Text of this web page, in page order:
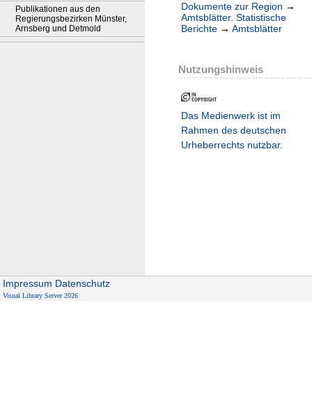
Publikationen aus den
Regierungsbezirken Münster,
Arnsberg und Detmold
Dokumente zur Region →
Amtsblätter. Statistische
Berichte → Amtsblätter
Nutzungshinweis
Das Medienwerk ist im
Rahmen des deutschen
Urheberrechts nutzbar.
Impressum Datenschutz
Visual Library Server 2026